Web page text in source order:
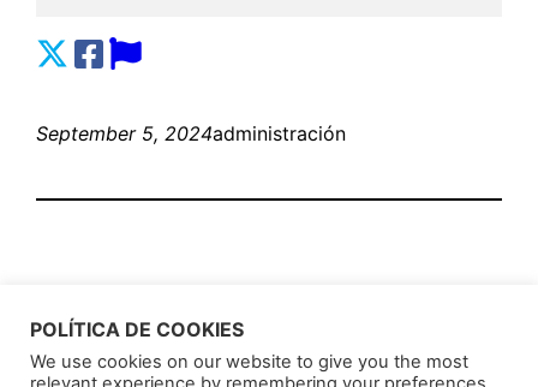
September 5, 2024administración
POLÍTICA DE COOKIES
We use cookies on our website to give you the most